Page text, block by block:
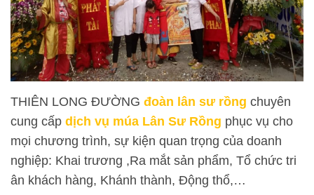
THIÊN LONG ĐƯỜNG đoàn lân sư rồng chuyên
cung cấp dịch vụ múa Lân Sư Rồng phục vụ cho
mọi chương trình, sự kiện quan trọng của doanh
nghiệp: Khai trương ,Ra mắt sản phẩm, Tổ chức tri
ân khách hàng, Khánh thành, Động thổ,…